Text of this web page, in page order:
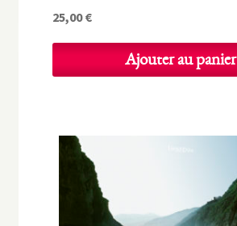
25,00€
Ajouter au panier